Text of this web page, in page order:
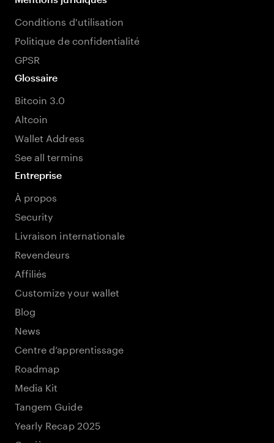
Conditions d'utilisation
Politique de confidentialité
GPSR
Glossaire
Bitcoin 3.0
Altcoin
Wallet Address
See all termins
Entreprise
À propos
Security
Livraison internationale
Revendeurs
Affiliés
Customize your wallet
Blog
News
Centre d’apprentissage
Roadmap
Media Kit
Tangem Guide
Yearly Recap 2025